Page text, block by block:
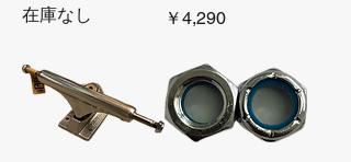
在庫なし
価格
￥4,290